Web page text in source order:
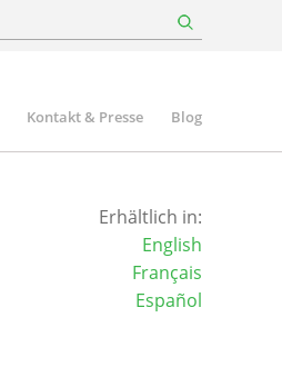
Kontakt & Presse Blog
Erhältlich in:
English
Français
Español